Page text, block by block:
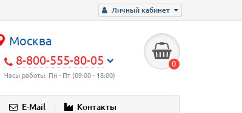
Личный кабинет
Москва
8-800-555-80-05
Часы работы: Пн - Пт (09:00 - 18:00)
0
E-Mail Контакты